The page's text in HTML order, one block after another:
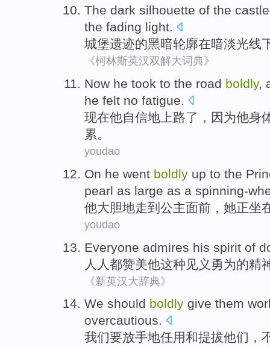
The dark silhouette of the castle
the fading light.
城堡遗迹的黑暗轮廓在暗淡光线
《柯林斯英汉双解大词典》
Now he took to the road boldly,
he felt no fatigue.
现在他自信地 上路了 ， 因为他身
累。
youdao
On he went boldly up to the
pearl as large as a spinning-
他大胆地走到 公主面前，她正坐
youdao
Everyone admires his spirit of
人人都赞美他这种见义勇为的精
《新英汉大辞典》
We should boldly give them
overcautious.
我们要放手地任用和提拔他们 ，